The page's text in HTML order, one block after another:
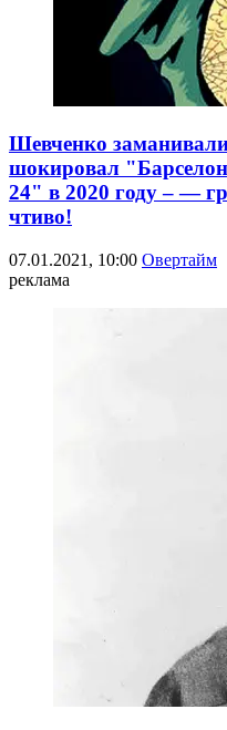
Шевченко
шокировал
24" в 2020 году – —
чтиво!
07.01.2021, 10:00 Овертайм
реклама